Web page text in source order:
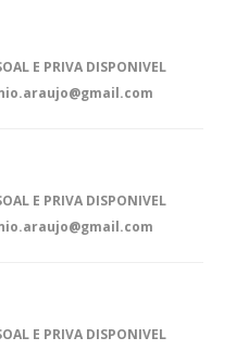
E PRIVA DISPONIVEL
E PRIVA DISPONIVEL
E PRIVA DISPONIVEL